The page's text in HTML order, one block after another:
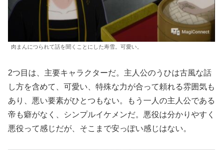
肉まんにつられて話を聞くことにした寿雪。可愛い。
2つ目は、主要キャラクターだ。主人公のうひは古風な話
し方を含めて、可愛い、特殊な力が合って頼れる雰囲気も
あり、悪い要素がひとつもない。もう一人の主人公である
帝も癖がなく、シンプルイケメンだ。悪役は分かりやすく
悪役って感じだが、そこまで安っぽい感じはない。